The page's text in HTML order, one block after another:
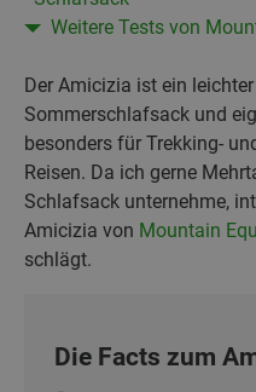
Weitere Tests von
Der Amicizia ist ein
Sommerschlafsack und
besonders für Trekking-
Reisen. Da ich gerne
Schlafsack unternehme,
Amicizia von Mountain
schlägt.
Die Facts zum